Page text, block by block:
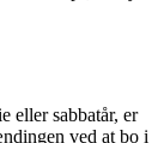
eller sabbatår, er
ved at bo i